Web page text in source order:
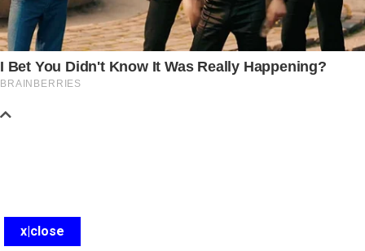
x|close